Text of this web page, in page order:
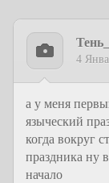
4
а у меня
языческий
когда вокруг
праздника ну
начало